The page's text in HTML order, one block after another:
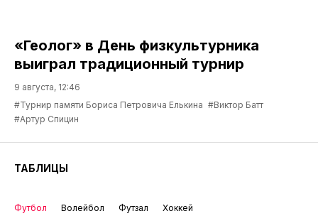
«Геолог» в День физкультурника
выиграл традиционный турнир
9 августа, 12:46
#Турнир памяти Бориса Петровича Елькина #Виктор Батт
#Артур Спицин
ТАБЛИЦЫ
Футбол Волейбол Футзал Хоккей